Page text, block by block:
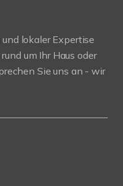
lokaler Expertise
um Ihr Haus oder
Sie uns an - wir